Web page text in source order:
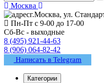
Москва
г.Москва, ул.
Пн-Пт с 9-00 до 17-00
Сб-Вс - выходные
8 (495) 921-44-63
8 (906) 064-82-42
Написать в Telegram
Категории